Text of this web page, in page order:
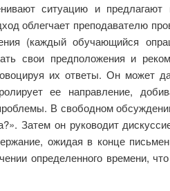
ситуацию и
облегчает преподавателю
(каждый обучающийся
свои предположения и
их ответы. Он может
ее направление,
В свободном
Затем он руководит
ожидая в конце
определенного времени,